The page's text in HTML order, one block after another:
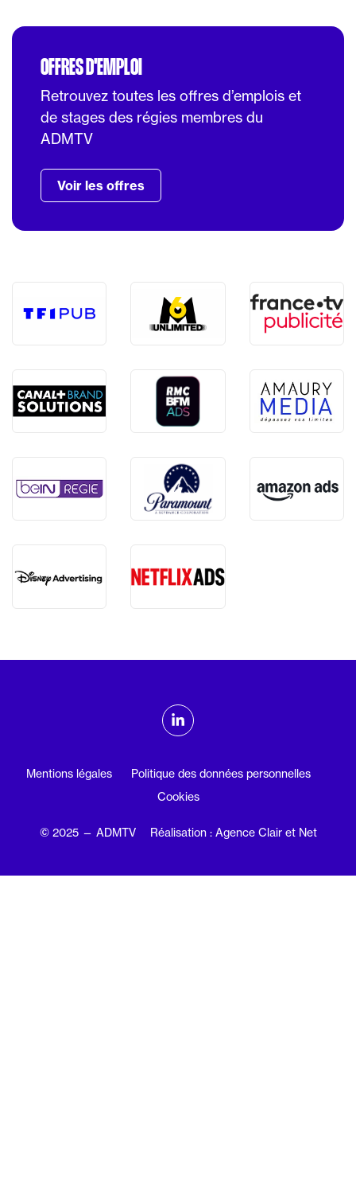
OFFRES D'EMPLOI
Retrouvez toutes les offres d’emplois et
de stages des régies membres du
ADMTV
Voir les offres
ADMTV sur les réseaux sociaux
Linkedin
Mentions légales
Politique des données personnelles
Cookies
© 2025 — ADMTV Réalisation : Agence Clair et Net